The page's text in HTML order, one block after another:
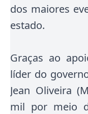
dos maiores
estado.
Graças ao
líder do
Jean Oliveira
mil por meio